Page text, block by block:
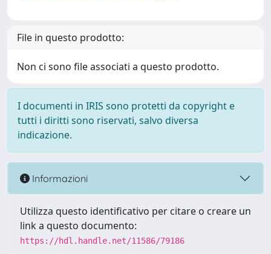
File in questo prodotto:
Non ci sono file associati a questo prodotto.
I documenti in IRIS sono protetti da copyright e
tutti i diritti sono riservati, salvo diversa
indicazione.
Informazioni
Utilizza questo identificativo per citare o creare un
link a questo documento:
https://hdl.handle.net/11586/79186